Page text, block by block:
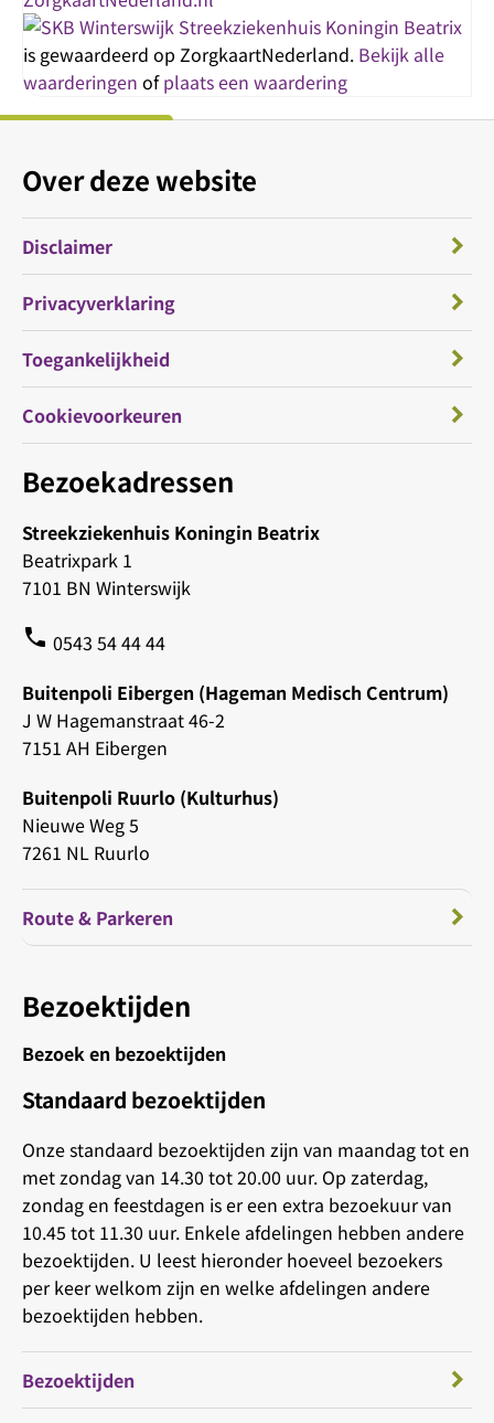
Streekziekenhuis Koningin Beatrix
is gewaardeerd op ZorgkaartNederland. Bekijk alle
waarderingen ofplaats een waardering
Bezoekadressen
Streekziekenhuis Koningin Beatrix
Beatrixpark 1
7101 BN Winterswijk
phone 0543 54 44 44
Buitenpoli Eibergen (Hageman Medisch Centrum)
J W Hagemanstraat 46-2
7151 AH Eibergen
Buitenpoli Ruurlo (Kulturhus)
Nieuwe Weg 5
7261 NL Ruurlo
Route & Parkeren
Bezoektijden
Bezoek en bezoektijden
Standaard bezoektijden
Onze standaard bezoektijden zijn van maandag tot en
met zondag van 14.30 tot 20.00 uur. Op zaterdag,
zondag en feestdagen is er een extra bezoekuur van
10.45 tot 11.30 uur. Enkele afdelingen hebben andere
bezoektijden. U leest hieronder hoeveel bezoekers
per keer welkom zijn en welke afdelingen andere
bezoektijden hebben.
Bezoektijden
Over deze website
Disclaimer
Privacyverklaring
Toegankelijkheid
Cookievoorkeuren